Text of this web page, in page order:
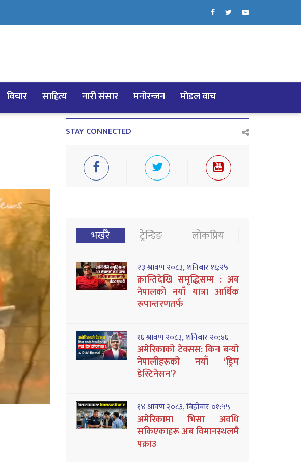
विचार साहित्य नारी संसार मनोरन्जन मोडल वाच
STAY CONNECTED
भर्खरै ट्रेन्डिङ लोकप्रिय
२३ श्रावण २०८३, शनिबार १६:२५
क्रान्तिदेखि समृद्धिसम्म : अब
नेपालको नयाँ यात्रा आर्थिक
रूपान्तरणतर्फ
१६ श्रावण २०८३, शनिबार २०:४६
अमेरिकाको टेक्सस: किन बन्यो
नेपालीहरूको नयाँ ‘ड्रिम
डेस्टिनेसन’?
१४ श्रावण २०८३, बिहीबार ०१:५५
अमेरिकामा भिसा अवधि
सकिएकाहरू अब विमानस्थलमै
पक्राउ